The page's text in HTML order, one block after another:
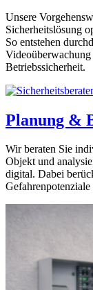
Unsere
Sicherheitslösung
So entstehen
Betriebssicherheit.
Planung &
Wir beraten Sie
Objekt und
digital. Dabei